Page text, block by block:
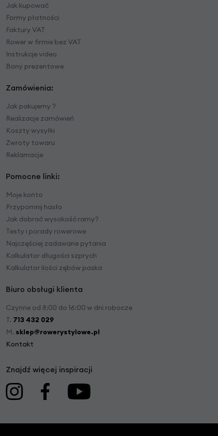
Jak kupować
Formy płatności
Faktury VAT
Rower w firmie bez VAT
Instrukcje video
Bony prezentowe
Zamówienia:
Jak pakujemy ?
Realizacje zamówień
Koszty wysyłki
Zwroty towaru
Reklamacje
Pomocne linki:
Moje konto
Przypomnij hasło
Jak dobrać wysokość ramy?
Testy i porady rowerowe
Najczęściej zadawane pytania
Kalkulator długości szprych
Kalkulator ilości zębów paska
Biuro obsługi klienta
Czynne od 8:00 do 16:00 w dni robocze
T. 713 432 029
M. sklep@rowerystylowe.pl
Kontakt
Znajdź więcej inspiracji